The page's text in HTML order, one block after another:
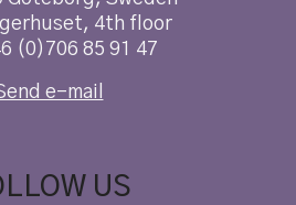
4th floor
(0)706 85 91 47
e-mail
US